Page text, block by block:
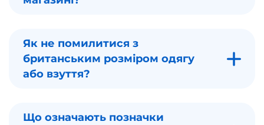
Як не помилитися з
британським розміром одягу
або взуття?
Що означають позначки